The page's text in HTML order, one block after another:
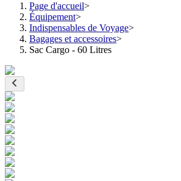
Page d'accueil>
Équipement>
Indispensables de Voyage>
Bagages et accessoires>
Sac Cargo - 60 Litres